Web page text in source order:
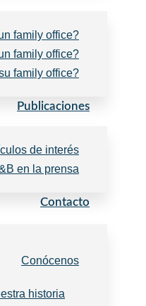
family office?
family office?
family office?
Publicaciones
de interés
en la prensa
Contacto
Conócenos
historia